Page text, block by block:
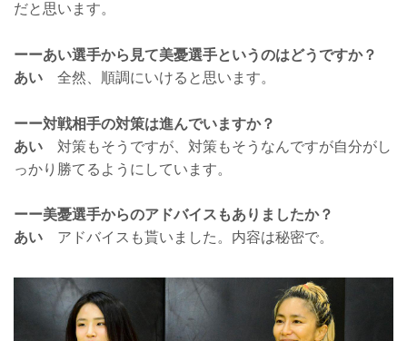
だと思います。
ーーあい選手から見て美憂選手というのはどうですか？
あい 全然、順調にいけると思います。
ーー対戦相手の対策は進んでいますか？
あい 対策もそうですが、対策もそうなんですが自分がし
っかり勝てるようにしています。
ーー美憂選手からのアドバイスもありましたか？
あい アドバイスも貰いました。内容は秘密で。